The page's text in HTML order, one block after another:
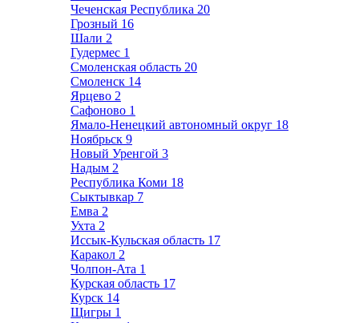
Чеченская Республика 20
Грозный 16
Шали 2
Гудермес 1
Смоленская область 20
Смоленск 14
Ярцево 2
Сафоново 1
Ямало-Ненецкий автономный округ 18
Ноябрьск 9
Новый Уренгой 3
Надым 2
Республика Коми 18
Сыктывкар 7
Емва 2
Ухта 2
Иссык-Кульская область 17
Каракол 2
Чолпон-Ата 1
Курская область 17
Курск 14
Щигры 1